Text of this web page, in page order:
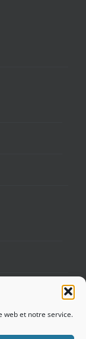
web et notre service.